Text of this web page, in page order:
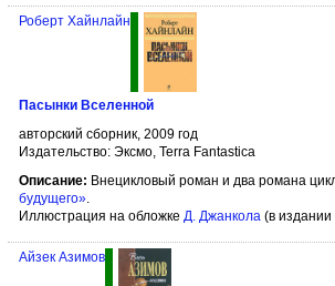
Роберт Хайнлайн
Пасынки Вселенной
авторский сборник, 2009 год
Издательство: Эксмо, Terra Fantastica
Описание: Внецикловый роман и два романа
будущего».
Иллюстрация на обложке Д. Джанкола (в издании
Айзек Азимов